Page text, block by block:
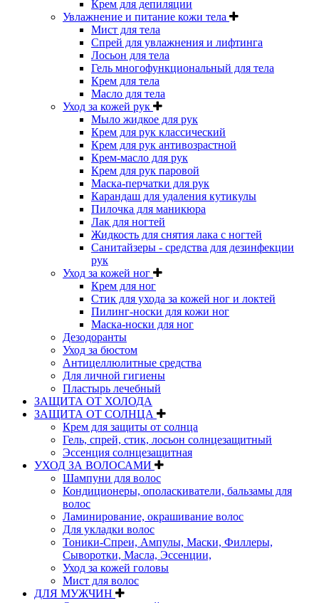
Крем для депиляции
Увлажнение и питание кожи тела
Мист для тела
Спрей для увлажнения и лифтинга
Лосьон для тела
Гель многофункциональный для тела
Крем для тела
Масло для тела
Уход за кожей рук
Мыло жидкое для рук
Крем для рук классический
Крем для рук антивозрастной
Крем-масло для рук
Крем для рук паровой
Маска-перчатки для рук
Карандаш для удаления кутикулы
Пилочка для маникюра
Лак для ногтей
Жидкость для снятия лака с ногтей
Санитайзеры - средства для дезинфекции
рук
Уход за кожей ног
Крем для ног
Стик для ухода за кожей ног и локтей
Пилинг-носки для кожи ног
Маска-носки для ног
Дезодоранты
Уход за бюстом
Антицеллюлитные средства
Для личной гигиены
Пластырь лечебный
ЗАЩИТА ОТ ХОЛОДА
ЗАЩИТА ОТ СОЛНЦА
Крем для защиты от солнца
Гель, спрей, стик, лосьон солнцезащитный
Эссенция солнцезащитная
УХОД ЗА ВОЛОСАМИ
Шампуни для волос
Кондиционеры, ополаскиватели, бальзамы для
волос
Ламинирование, окрашивание волос
Для укладки волос
Тоники-Спреи, Ампулы, Маски, Филлеры,
Сыворотки, Масла, Эссенции,
Уход за кожей головы
Мист для волос
ДЛЯ МУЖЧИН